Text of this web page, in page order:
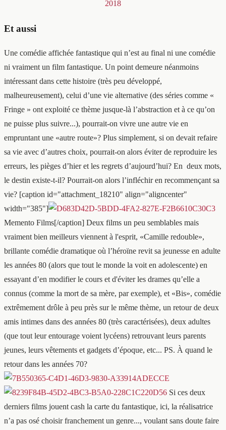
2018
Et aussi
Une comédie affichée fantastique qui n’est au final ni une comédie
ni vraiment un film fantastique. Un point demeure néanmoins
intéressant dans cette histoire (très peu développé,
malheureusement), celui d’une vie alternative (des séries comme «
Fringe » ont exploité ce thème jusque-là l’abstraction et à ce qu’on
ne puisse plus suivre...), pourrait-on vivre une autre vie en
empruntant une «autre route»? Plus simplement, si on devait refaire
sa vie avec d’autres choix, pourrait-on alors éviter de reproduire les
erreurs, les pièges d’hier et les regrets d’aujourd’hui? En deux mots,
le destin existe-t-il? Pourrait-on alors l’infléchir en recommençant sa
vie? [caption id="attachment_18210" align="aligncenter"
width="385"]
Memento Films[/caption] Deux films un peu semblables mais
vraiment bien meilleurs viennent à l'esprit, «Camille redouble»,
brillante comédie dramatique où l’héroïne revit sa jeunesse en adulte
les années 80 (alors que tout le monde la voit en adolescente) en
essayant d’en modifier le cours et d'éviter les drames qu’elle a
connus (comme la mort de sa mère, par exemple), et «Bis», comédie
extrêmement drôle à peu près sur le même thème, un retour de deux
amis intimes dans des années 80 (très caractérisées), deux adultes
(que tout leur entourage voient lycéens) retrouvant leurs parents
jeunes, leurs vêtements et gadgets d’époque, etc... PS. À quand le
retour dans les années 70?
Si ces deux
derniers films jouent cash la carte du fantastique, ici, la réalisatrice
n’a pas osé choisir franchement un genre..., voulant sans doute faire